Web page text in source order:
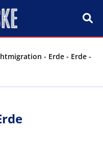
- Erde - Erde -